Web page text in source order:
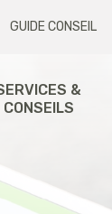
GUIDE CONSEIL
&
CONSEILS